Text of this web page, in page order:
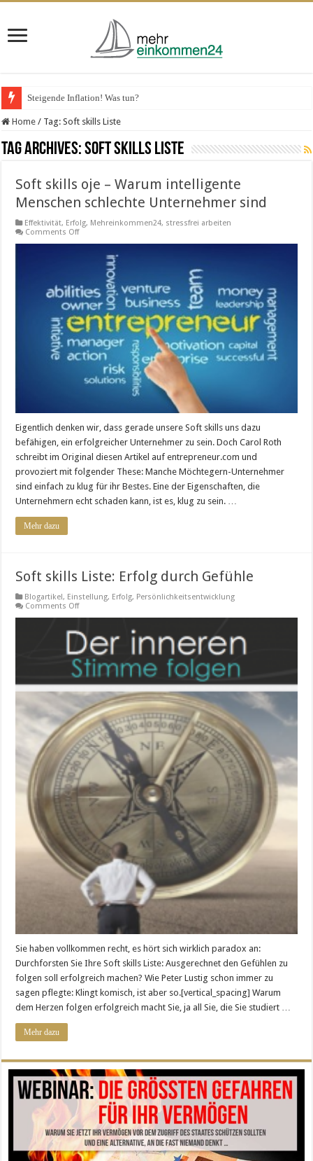
Steigende Inflation! Was tun?
Home / Tag:Soft skills Liste
Tag Archives:Soft skills Liste
Soft skills oje – Warum intelligente
Menschen schlechte Unternehmer sind
Effektivität, Erfolg, Mehreinkommen24, stressfrei arbeiten
Comments Offon
intelligente
Menschen
schlechte
Unternehmer
sind
Eigentlich denken wir, dass gerade unsere Soft skills uns dazu
befähigen, ein erfolgreicher Unternehmer zu sein. Doch Carol Roth
schreibt im Original diesen Artikel auf entrepreneur.com und
provoziert mit folgender These: Manche Möchtegern-Unternehmer
sind einfach zu klug für ihr Bestes. Eine der Eigenschaften, die
Unternehmern echt schaden kann, ist es, klug zu sein. …
Mehr dazu
Soft skills Liste: Erfolg durch Gefühle
Blogartikel, Einstellung, Erfolg, Persönlichkeitsentwicklung
Comments Offon
Liste:
Erfolg
durch
Gefühle
Sie haben vollkommen recht, es hört sich wirklich paradox an:
Durchforsten Sie Ihre Soft skills Liste: Ausgerechnet den Gefühlen zu
folgen soll erfolgreich machen? Wie Peter Lustig schon immer zu
sagen pflegte: Klingt komisch, ist aber so.[vertical_spacing] Warum
dem Herzen folgen erfolgreich macht Sie, ja all Sie, die Sie studiert …
Mehr dazu